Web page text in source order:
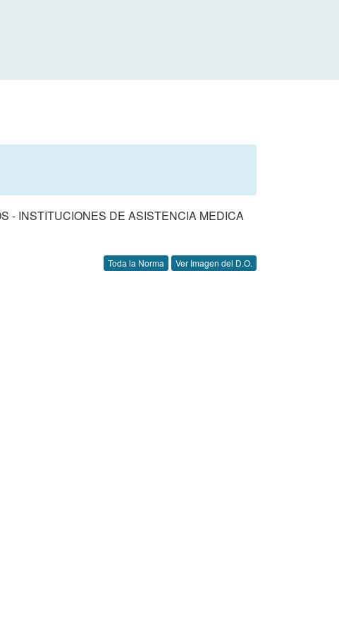
- INSTITUCIONES DE ASISTENCIA MEDICA
Toda la Norma Ver Imagen del D.O.